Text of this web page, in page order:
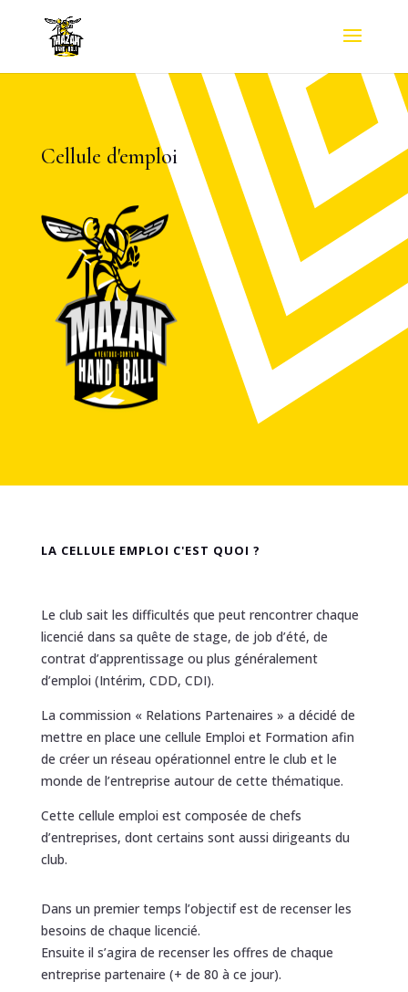
Cellule d'emploi
LA CELLULE EMPLOI C'EST QUOI ?
Le club sait les difficultés que peut rencontrer chaque
licencié dans sa quête de stage, de job d’été, de
contrat d’apprentissage ou plus généralement
d’emploi (Intérim, CDD, CDI).
La commission « Relations Partenaires » a décidé de
mettre en place une cellule Emploi et Formation afin
de créer un réseau opérationnel entre le club et le
monde de l’entreprise autour de cette thématique.
Cette cellule emploi est composée de chefs
d’entreprises, dont certains sont aussi dirigeants du
club.
Dans un premier temps l’objectif est de recenser les
besoins de chaque licencié.
Ensuite il s’agira de recenser les offres de chaque
entreprise partenaire (+ de 80 à ce jour).